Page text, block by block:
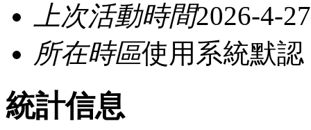
上次活動時間2026-4-
所在時區使用系統默認
統計信息